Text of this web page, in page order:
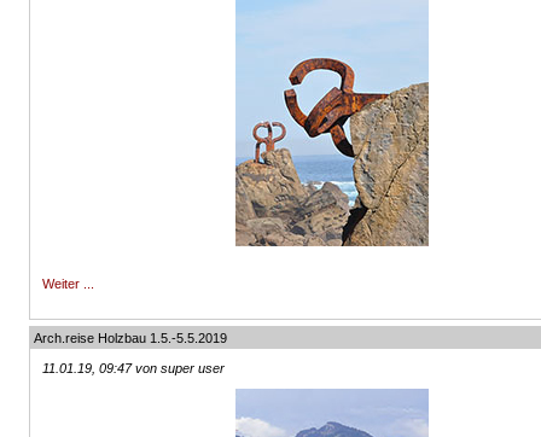
Weiter ...
Arch.reise Holzbau 1.5.-5.5.2019
11.01.19, 09:47 von super user